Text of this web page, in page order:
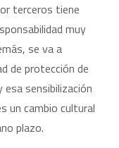
terceros tiene
muy
se va a
de protección de
sensibilización
un cambio cultural
plazo.